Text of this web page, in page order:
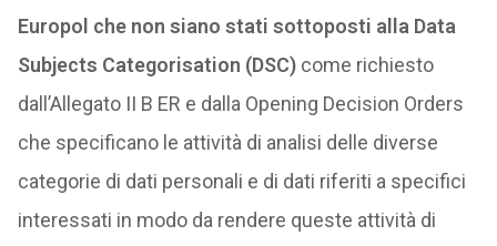
Europol che non siano stati sottoposti alla Data
Subjects Categorisation (DSC)come richiesto
dall’Allegato II B ER e dalla Opening Decision Orders
che specificano le attività di analisi delle diverse
categorie di dati personali e di dati riferiti a specifici
interessati in modo da rendere queste attività di